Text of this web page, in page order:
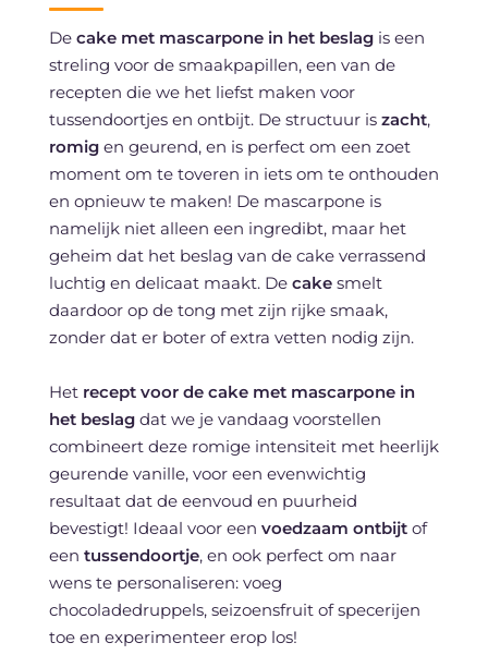
Decake met mascarpone in het beslagis een
streling voor de smaakpapillen, een van de
recepten die we het liefst maken voor
tussendoortjes en ontbijt. De structuur is zacht,
romigen geurend, en is perfect om een zoet
moment om te toveren in iets om te onthouden
en opnieuw te maken! De mascarpone is
namelijk niet alleen een ingredibt, maar het
geheim dat het beslag van de cake verrassend
luchtig en delicaat maakt. Decakesmelt
daardoor op de tong met zijn rijke smaak,
zonder dat er boter of extra vetten nodig zijn.
Het recept voor de cake met mascarpone in
het beslagdat we je vandaag voorstellen
combineert deze romige intensiteit met heerlijk
geurende vanille, voor een evenwichtig
resultaat dat de eenvoud en puurheid
bevestigt! Ideaal voor een voedzaam ontbijtof
een tussendoortje, en ook perfect om naar
wens te personaliseren: voeg
chocoladedruppels, seizoensfruit of specerijen
toe en experimenteer erop los!